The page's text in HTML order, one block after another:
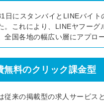
日にスタンバイとLINEバイト
。これにより、LINEヤフーグ
全国各地の幅広い層にアプロ
無料のクリック課金型
従来の掲載型の求人サービス